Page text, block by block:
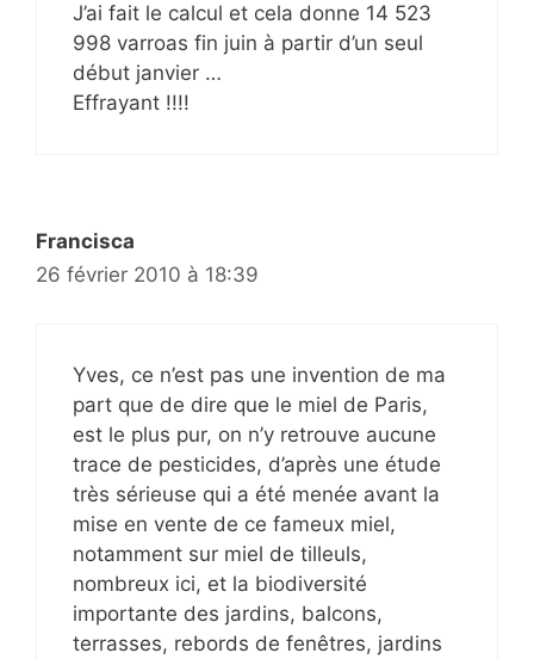
J’ai fait le calcul et cela donne 14 523
998 varroas fin juin à partir d’un seul
début janvier …
Effrayant !!!!
Francisca
26 février 2010 à 18:39
Yves, ce n’est pas une invention de ma
part que de dire que le miel de Paris,
est le plus pur, on n’y retrouve aucune
trace de pesticides, d’après une étude
très sérieuse qui a été menée avant la
mise en vente de ce fameux miel,
notamment sur miel de tilleuls,
nombreux ici, et la biodiversité
importante des jardins, balcons,
terrasses, rebords de fenêtres, jardins